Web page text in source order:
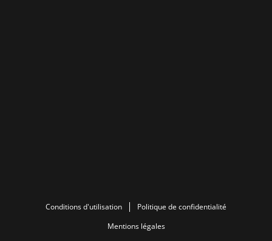
Conditions d'utilisation
Politique de confidentialité
Mentions légales